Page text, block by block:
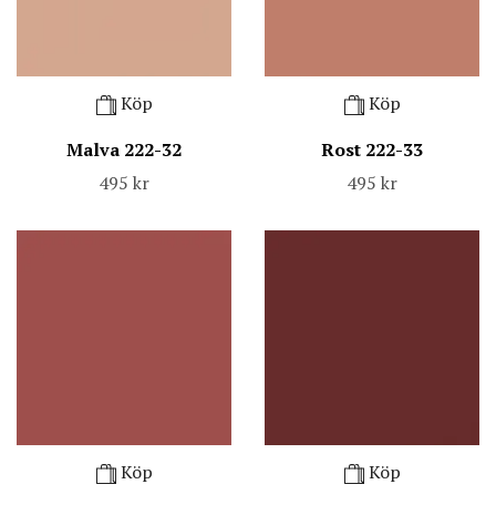
Köp
Malva 222-32
495 kr
Köp
Rost 222-33
495 kr
Köp
Köp